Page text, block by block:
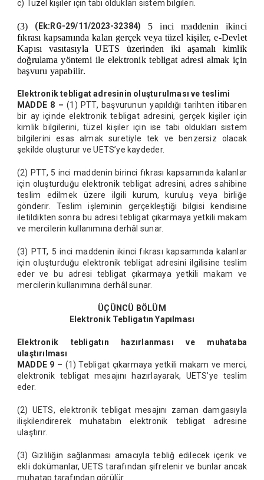
c) Tüzel kişiler için tabi oldukları sistem bilgileri.
(3) (Ek:RG-29/11/2023-32384)
5 inci maddenin ikinci
fıkrası kapsamında kalan gerçek veya tüzel kişiler, e-Devlet
Kapısı vasıtasıyla UETS üzerinden iki aşamalı kimlik
doğrulama yöntemi ile elektronik tebligat adresi almak için
başvuru yapabilir.
Elektronik tebligat adresinin oluşturulması ve teslimi
MADDE 8 – (1) PTT, başvurunun yapıldığı tarihten itibaren
bir ay içinde elektronik tebligat adresini, gerçek kişiler için
kimlik bilgilerini, tüzel kişiler için ise tabi oldukları sistem
bilgilerini esas almak suretiyle tek ve benzersiz olacak
şekilde oluşturur ve UETS’ye kaydeder.
(2) PTT, 5 inci maddenin birinci fıkrası kapsamında kalanlar
için oluşturduğu elektronik tebligat adresini, adres sahibine
teslim edilmek üzere ilgili kurum, kuruluş veya birliğe
gönderir. Teslim işleminin gerçekleştiği bilgisi kendisine
iletildikten sonra bu adresi tebligat çıkarmaya yetkili makam
ve mercilerin kullanımına derhâl sunar.
(3) PTT, 5 inci maddenin ikinci fıkrası kapsamında kalanlar
için oluşturduğu elektronik tebligat adresini ilgilisine teslim
eder ve bu adresi tebligat çıkarmaya yetkili makam ve
mercilerin kullanımına derhâl sunar.
ÜÇÜNCÜ BÖLÜM
Elektronik Tebligatın Yapılması
Elektronik tebligatın hazırlanması ve muhataba
ulaştırılması
MADDE 9 – (1) Tebligat çıkarmaya yetkili makam ve merci,
elektronik tebligat mesajını hazırlayarak, UETS’ye teslim
eder.
(2) UETS, elektronik tebligat mesajını zaman damgasıyla
ilişkilendirerek muhatabın elektronik tebligat adresine
ulaştırır.
(3) Gizliliğin sağlanması amacıyla tebliğ edilecek içerik ve
ekli dokümanlar, UETS tarafından şifrelenir ve bunlar ancak
muhatap tarafından görülür.